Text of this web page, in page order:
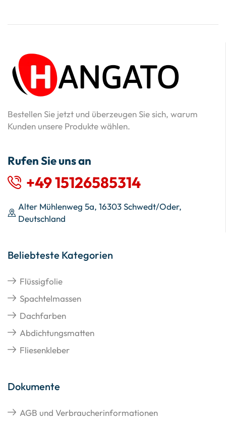
Bestellen Sie jetzt und überzeugen Sie sich, warum
Kunden unsere Produkte wählen.
Rufen Sie uns an
+49 15126585314
Alter Mühlenweg 5a, 16303 Schwedt/Oder,
Deutschland
Beliebteste Kategorien
Flüssigfolie
Spachtelmassen
Dachfarben
Abdichtungsmatten
Fliesenkleber
Dokumente
AGB und Verbraucherinformationen